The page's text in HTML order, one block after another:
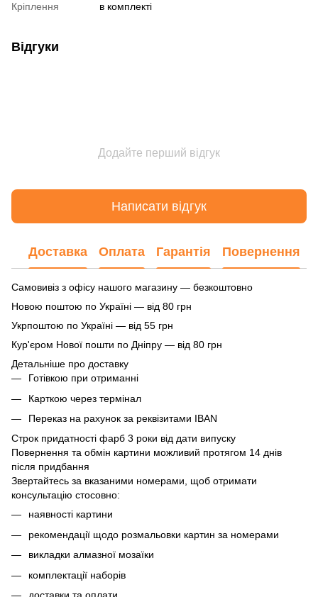
Кріплення в комплекті
Відгуки
Додайте перший відгук
Написати відгук
Доставка Оплата Гарантія Повернення
Самовивіз з офісу нашого магазину — безкоштовно
Новою поштою по Україні — від 80 грн
Укрпоштою по Україні — від 55 грн
Кур'єром Нової пошти по Дніпру — від 80 грн
Детальніше про доставку
Готівкою при отриманні
Карткою через термінал
Переказ на рахунок за реквізитами IBAN
Строк придатності фарб 3 роки від дати випуску
Повернення та обмін картини можливий протягом 14 днів
після придбання
Звертайтесь за вказаними номерами, щоб отримати
консультацію стосовно:
наявності картини
рекомендації щодо розмальовки картин за номерами
викладки алмазної мозаїки
комплектації наборів